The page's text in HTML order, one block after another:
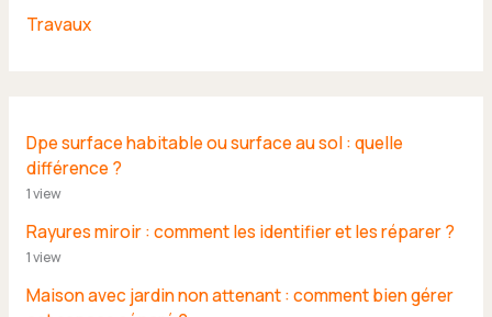
Travaux
Dpe surface habitable ou surface au sol : quelle
différence ?
1 view
Rayures miroir : comment les identifier et les réparer ?
1 view
Maison avec jardin non attenant : comment bien gérer